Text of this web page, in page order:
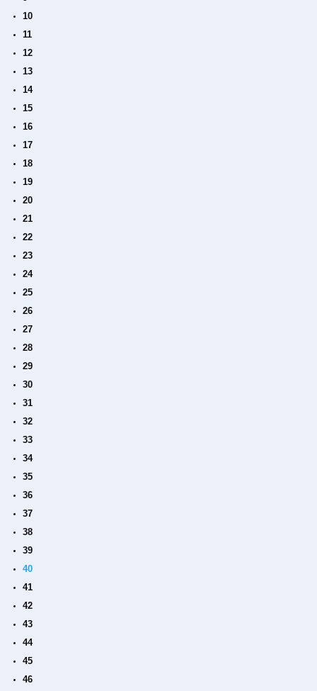
10
11
12
13
14
15
16
17
18
19
20
21
22
23
24
25
26
27
28
29
30
31
32
33
34
35
36
37
38
39
40
41
42
43
44
45
46